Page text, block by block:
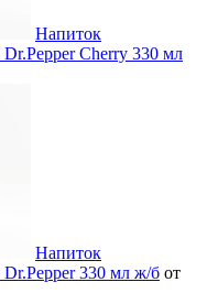
Напиток
Cherry 330 мл
Напиток
Dr.Pepper 330 мл ж/б от